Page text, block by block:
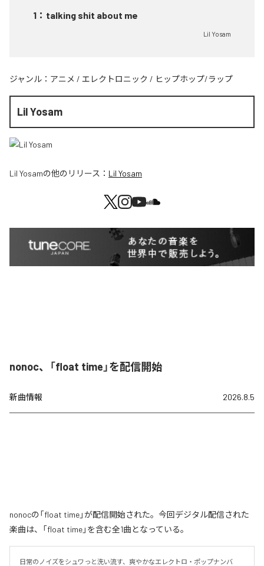
1 ： talking shit about me
Lil Yosam
ジャンル： アニメ / エレクトロニック / ヒップホップ/ラップ
Lil Yosam
Lil Yosamの他のリリース： Lil Yosam
nonoc、「float time」を配信開始
新曲情報 2026.8.5
nonocの「float time」が配信開始された。今回デジタル配信された
楽曲は、「float time」を含む全1曲となっている。
日常のノイズをシュワっと洗い流す、爽やかなエレクトロ・ポップナンバ